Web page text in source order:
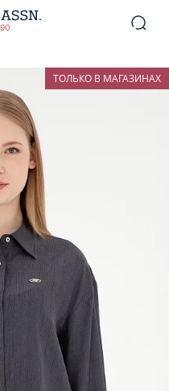
ТОЛЬКО В МАГАЗИНАХ